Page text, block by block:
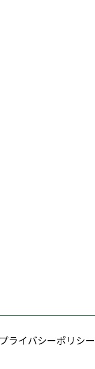
プライバシーポリシー